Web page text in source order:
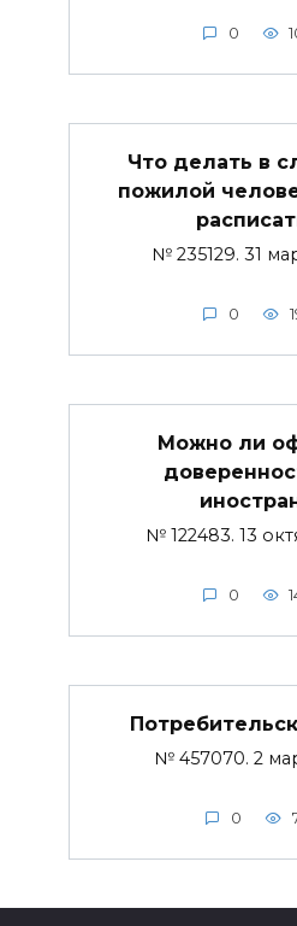
0
Что делать в
пожилой
№ 235129. 31
0
Можно ли
№ 122483. 13
0
№ 457070. 2
0